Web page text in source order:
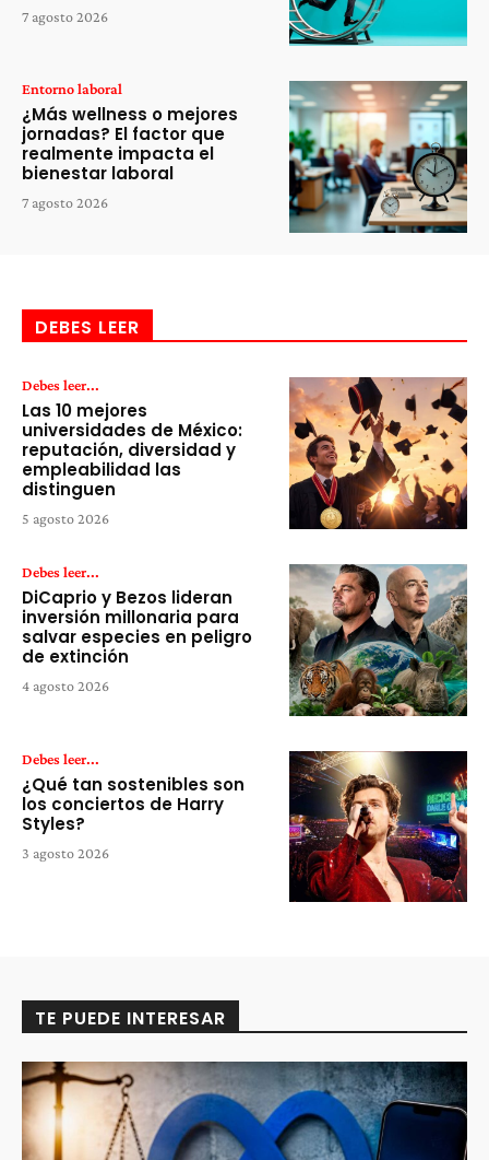
7 agosto 2026
Entorno laboral
¿Más wellness o mejores
jornadas? El factor que
realmente impacta el
bienestar laboral
7 agosto 2026
DEBES LEER
Debes leer...
Las 10 mejores
universidades de México:
reputación, diversidad y
empleabilidad las
distinguen
5 agosto 2026
Debes leer...
DiCaprio y Bezos lideran
inversión millonaria para
salvar especies en peligro
de extinción
4 agosto 2026
Debes leer...
¿Qué tan sostenibles son
los conciertos de Harry
Styles?
3 agosto 2026
TE PUEDE INTERESAR